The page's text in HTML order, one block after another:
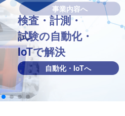
事業内容へ
検査・計測・
試験の自動化・
IoTで解決
自動化・IoTへ
事業内容へ